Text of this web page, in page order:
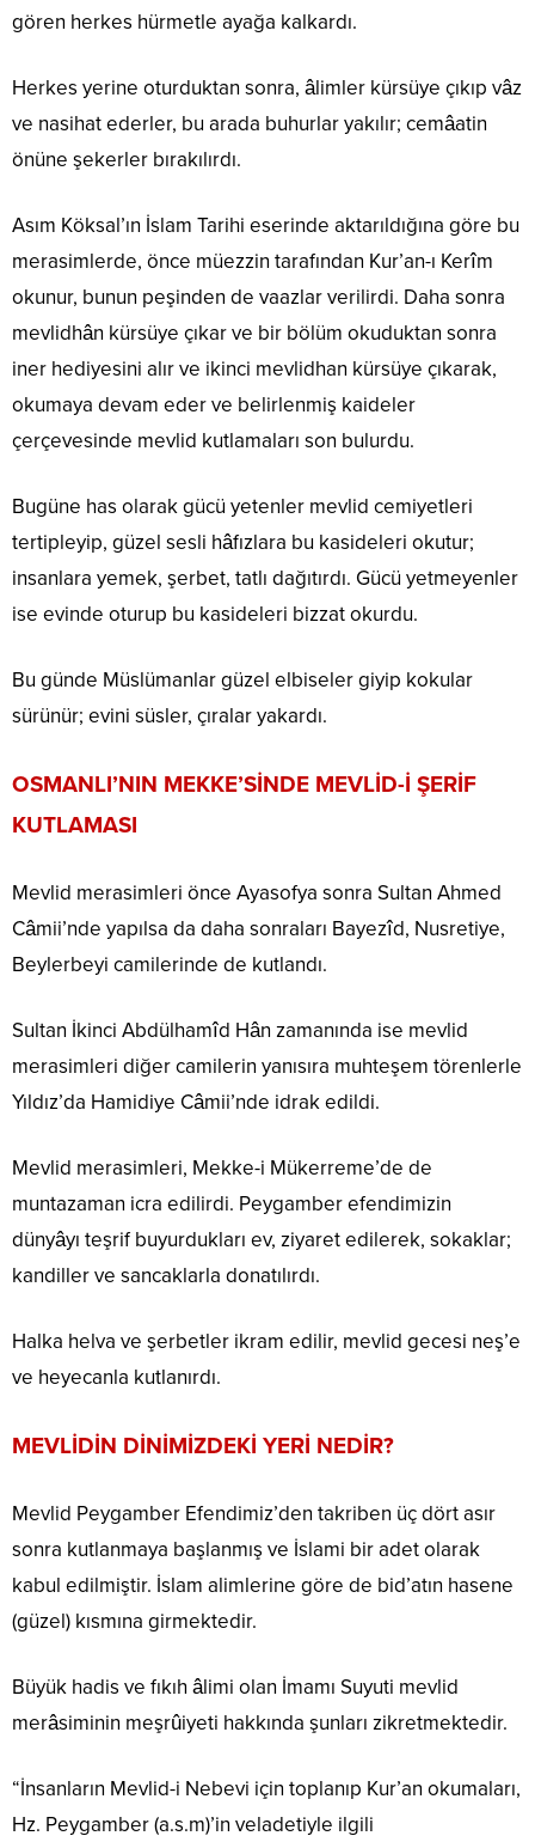
gören herkes hürmetle ayağa kalkardı.
Herkes yerine oturduktan sonra, âlimler kürsüye çıkıp vâz
ve nasihat ederler, bu arada buhurlar yakılır; cemâatin
önüne şekerler bırakılırdı.
Asım Köksal’ın İslam Tarihi eserinde aktarıldığına göre bu
merasimlerde, önce müezzin tarafından Kur’an-ı Kerîm
okunur, bunun peşinden de vaazlar verilirdi. Daha sonra
mevlidhân kürsüye çıkar ve bir bölüm okuduktan sonra
iner hediyesini alır ve ikinci mevlidhan kürsüye çıkarak,
okumaya devam eder ve belirlenmiş kaideler
çerçevesinde mevlid kutlamaları son bulurdu.
Bugüne has olarak gücü yetenler mevlid cemiyetleri
tertipleyip, güzel sesli hâfızlara bu kasideleri okutur;
insanlara yemek, şerbet, tatlı dağıtırdı. Gücü yetmeyenler
ise evinde oturup bu kasideleri bizzat okurdu.
Bu günde Müslümanlar güzel elbiseler giyip kokular
sürünür; evini süsler, çıralar yakardı.
OSMANLI’NIN MEKKE’SİNDE MEVLİD-İ ŞERİF
KUTLAMASI
Mevlid merasimleri önce Ayasofya sonra Sultan Ahmed
Câmii’nde yapılsa da daha sonraları Bayezîd, Nusretiye,
Beylerbeyi camilerinde de kutlandı.
Sultan İkinci Abdülhamîd Hân zamanında ise mevlid
merasimleri diğer camilerin yanısıra muhteşem törenlerle
Yıldız’da Hamidiye Câmii’nde idrak edildi.
Mevlid merasimleri, Mekke-i Mükerreme’de de
muntazaman icra edilirdi. Peygamber efendimizin
dünyâyı teşrif buyurdukları ev, ziyaret edilerek, sokaklar;
kandiller ve sancaklarla donatılırdı.
Halka helva ve şerbetler ikram edilir, mevlid gecesi neş’e
ve heyecanla kutlanırdı.
MEVLİDİN DİNİMİZDEKİ YERİ NEDİR?
Mevlid Peygamber Efendimiz’den takriben üç dört asır
sonra kutlanmaya başlanmış ve İslami bir adet olarak
kabul edilmiştir. İslam alimlerine göre de bid’atın hasene
(güzel) kısmına girmektedir.
Büyük hadis ve fıkıh âlimi olan İmamı Suyuti mevlid
merâsiminin meşrûiyeti hakkında şunları zikretmektedir.
“İnsanların Mevlid-i Nebevi için toplanıp Kur’an okumaları,
Hz. Peygamber (a.s.m)’in veladetiyle ilgili